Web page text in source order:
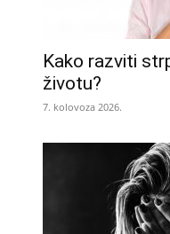
Kako razviti
životu?
7. kolovoza 2026.